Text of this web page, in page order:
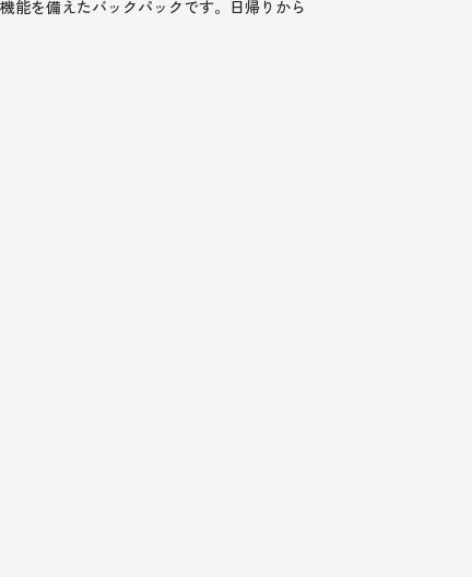
能を備えたバックパックです。日帰りから